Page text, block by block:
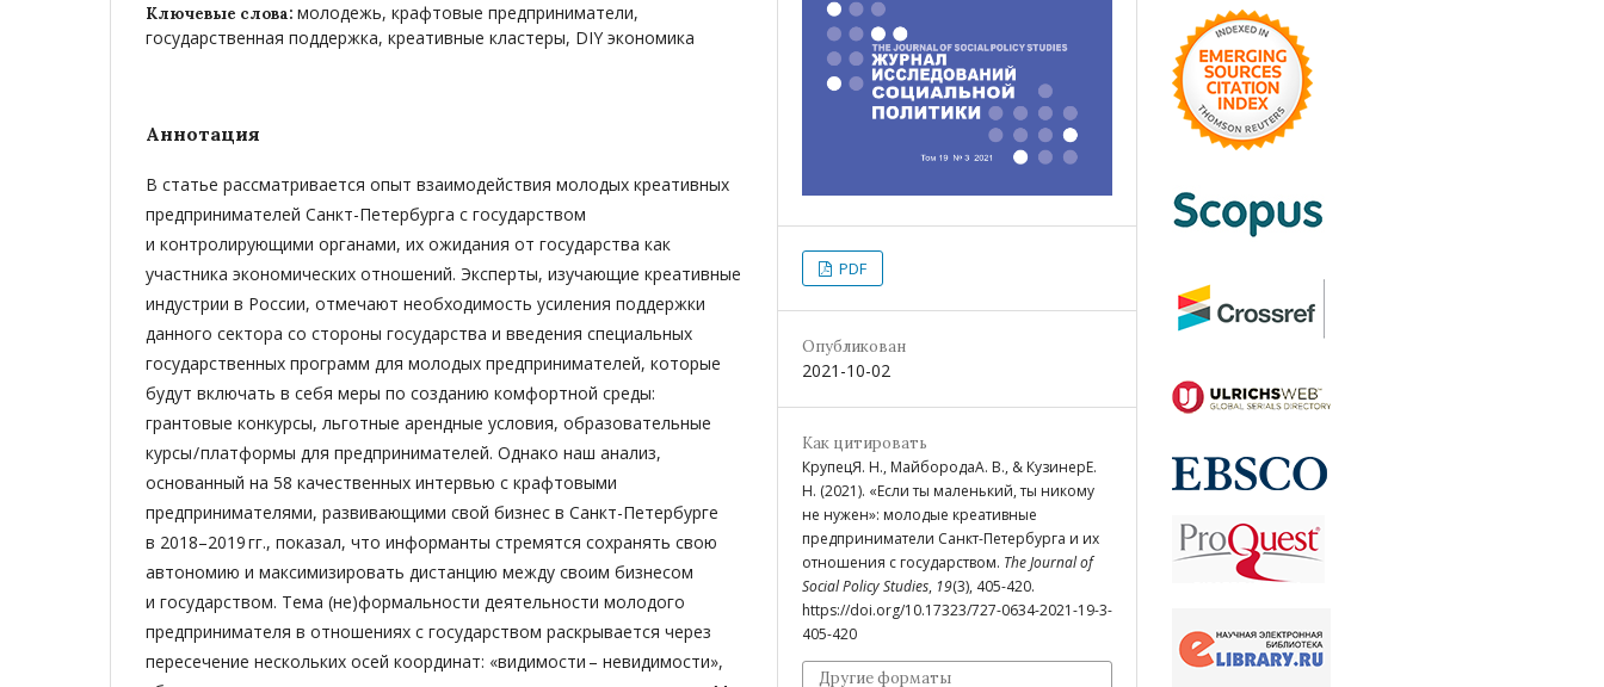
Ключевые слова: молодежь, крафтовые предприниматели,
государственная поддержка, креативные кластеры, DIY экономика
Аннотация
В статье рассматривается опыт взаимодействия молодых креативных
предпринимателей Санкт-Петербурга с государством
и контролирующими органами, их ожидания от государства как
участника экономических отношений. Эксперты, изучающие креативные
индустрии в России, отмечают необходимость усиления поддержки
данного сектора со стороны государства и введения специальных
государственных программ для молодых предпринимателей, которые
будут включать в себя меры по созданию комфортной среды:
грантовые конкурсы, льготные арендные условия, образовательные
курсы / платформы для предпринимателей. Однако наш анализ,
основанный на 58 качественных интервью с крафтовыми
предпринимателями, развивающими свой бизнес в Санкт-Петербурге
в 2018–2019 гг., показал, что информанты стремятся сохранять свою
автономию и максимизировать дистанцию между своим бизнесом
и государством. Тема (не)формальности деятельности молодого
предпринимателя в отношениях с государством раскрывается через
пересечение нескольких осей координат: «видимости – невидимости»,
PDF
Опубликован
2021-10-02
Как цитировать
КрупецЯ. Н., МайбородаА. В., & КузинерЕ.
Н. (2021). «Если ты маленький, ты никому
не нужен»: молодые креативные
предприниматели Санкт-Петербурга и их
отношения с государством. The Journal of
Social Policy Studies, 19(3), 405-420.
https://doi.org/10.17323/727-0634-2021-19-3-
405-420
Другие форматы